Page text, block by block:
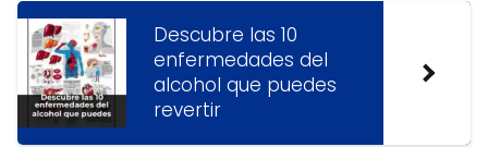
Descubre las 10
enfermedades del
alcohol que puedes
revertir